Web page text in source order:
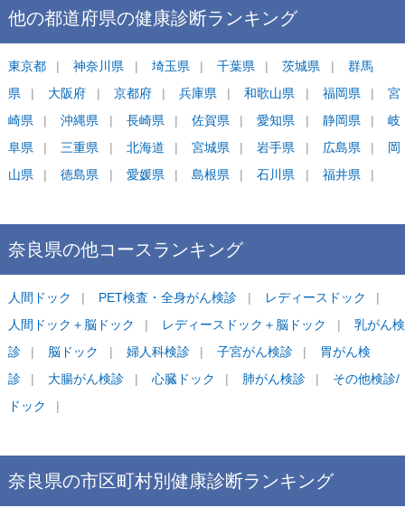
他の都道府県の健康診断ランキング
東京都 神奈川県 埼玉県 千葉県 茨城県
群馬
県
大阪府 京都府 兵庫県 和歌山県 福岡県
宮
崎県
沖縄県 長崎県 佐賀県 愛知県 静岡県
岐
阜県
三重県 北海道 宮城県 岩手県 広島県
岡
山県
徳島県 愛媛県 島根県 石川県 福井県
奈良県の他コースランキング
人間ドック PET検査・全身がん検診
レディースドック
人間ドック＋脳ドック
レディースドック＋脳ドック
乳がん検
診
脳ドック 婦人科検診 子宮がん検診
胃がん検
診
大腸がん検診 心臓ドック 肺がん検診
その他検診/
ドック
奈良県の市区町村別 健康診断ランキング